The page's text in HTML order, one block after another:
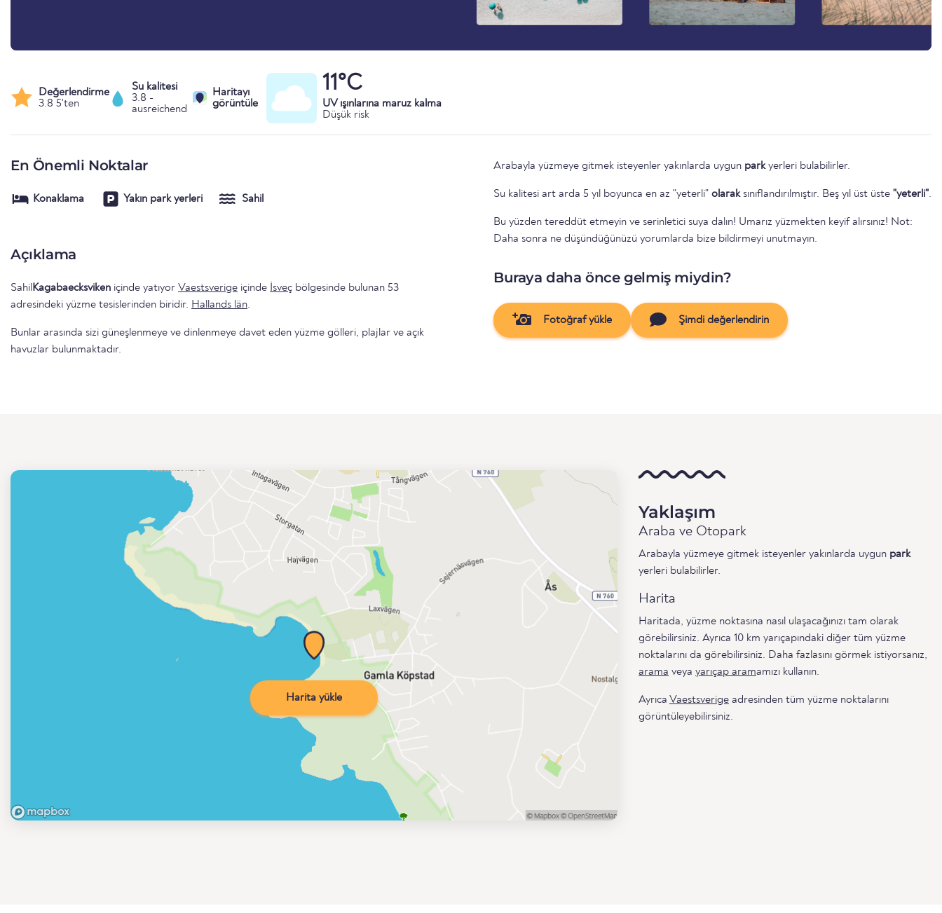
Değerlendirme
3.8 5'ten
Su kalitesi
3.8 -
ausreichend
Haritayı
görüntüle
11°C
UV ışınlarına maruz kalma
Düşük risk
En Önemli Noktalar
Konaklama Yakın park yerleri Sahil
Açıklama
Sahil Kagabaecksviken içinde yatıyor Vaestsverige içinde İsveç bölgesinde bulunan 53
adresindeki yüzme tesislerinden biridir. Hallands län.
Bunlar arasında sizi güneşlenmeye ve dinlenmeye davet eden yüzme gölleri, plajlar ve açık
havuzlar bulunmaktadır.
Arabayla yüzmeye gitmek isteyenler yakınlarda uygun parkyerleri bulabilirler.
Su kalitesi art arda 5 yıl boyunca en az "yeterli" olarak sınıflandırılmıştır. Beş yıl üst üste "yeterli".
Bu yüzden tereddüt etmeyin ve serinletici suya dalın! Umarız yüzmekten keyif alırsınız! Not:
Daha sonra ne düşündüğünüzü yorumlarda bize bildirmeyi unutmayın.
Buraya daha önce gelmiş miydin?
Fotoğraf yükle Şimdi değerlendirin
Harita yükle
Yaklaşım
Araba ve Otopark
Arabayla yüzmeye gitmek isteyenler yakınlarda uygun park
yerleri bulabilirler.
Harita
Haritada, yüzme noktasına nasıl ulaşacağınızı tam olarak
görebilirsiniz. Ayrıca 10 km yarıçapındaki diğer tüm yüzme
noktalarını da görebilirsiniz. Daha fazlasını görmek istiyorsanız,
arama veya yarıçap aramamızı kullanın.
Ayrıca Vaestsverige adresinden tüm yüzme noktalarını
görüntüleyebilirsiniz.